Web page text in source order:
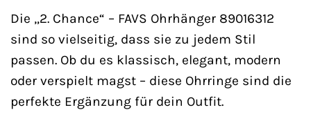
Die „2. Chance“ – FAVS Ohrhänger 89016312
sind so vielseitig, dass sie zu jedem Stil
passen. Ob du es klassisch, elegant, modern
oder verspielt magst – diese Ohrringe sind die
perfekte Ergänzung für dein Outfit.